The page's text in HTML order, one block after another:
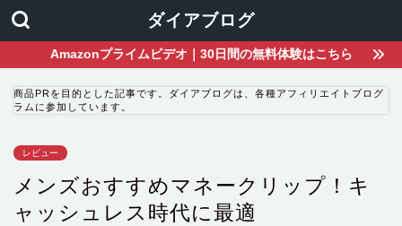
ダイアブログ
Amazonプライムビデオ｜30日間の無料体験はこちら
商品PRを目的とした記事です。ダイアブログは、各種アフィリエイトプログ
ラムに参加しています。
レビュー
メンズおすすめマネークリップ！キ
ャッシュレス時代に最適